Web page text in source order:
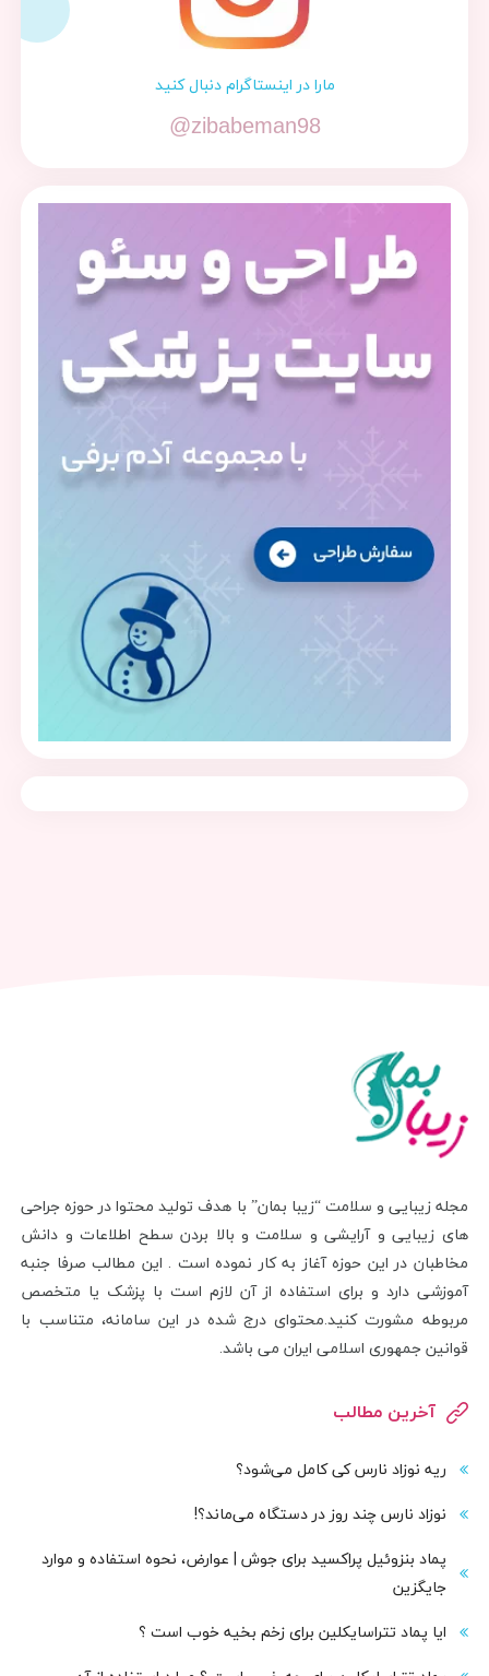
مارا در اینستاگرام دنبال کنید
@zibabeman98
مجله زیبایی و سلامت “زیبا بمان” با هدف تولید محتوا در حوزه جراحی
های زیبایی و آرایشی و سلامت و بالا بردن سطح اطلاعات و دانش
مخاطبان در این حوزه آغاز به کار نموده است . این مطالب صرفا جنبه
آموزشی دارد و برای استفاده از آن لازم است با پزشک یا متخصص
مربوطه مشورت کنید.محتوای درج شده در این سامانه، متناسب با
قوانین جمهوری اسلامی ایران می باشد.
آخرین مطالب
ریه نوزاد نارس کی کامل می‌شود؟
نوزاد نارس چند روز در دستگاه می‌ماند؟!
پماد بنزوئیل پراکسید برای جوش | عوارض، نحوه استفاده و موارد
جایگزین
ایا پماد تتراسایکلین برای زخم بخیه خوب است ؟